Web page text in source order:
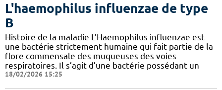
L'haemophilus influenzae de type
B
Histoire de la maladie L’Haemophilus influenzae est
une bactérie strictement humaine qui fait partie de la
flore commensale des muqueuses des voies
respiratoires. Il s’agit d’une bactérie possédant un
18/02/2026 15:25